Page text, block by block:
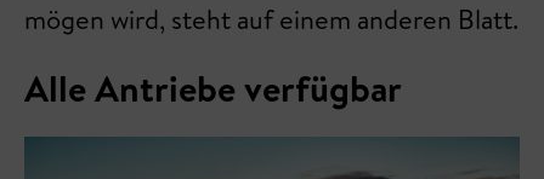
mögen wird, steht auf einem anderen Blatt.
Alle Antriebe verfügbar